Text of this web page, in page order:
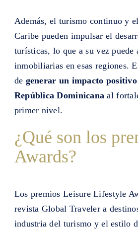
Además, el turismo continuo y
Caribe pueden impulsar el
turísticas, lo que a su vez puede
inmobiliarias en esas regiones.
de generar un impacto
República Dominicanaal
primer nivel.
¿Qué son los
Awards?
Los premios Leisure Lifestyle
revista Global Traveler a
industria del turismo y el estilo